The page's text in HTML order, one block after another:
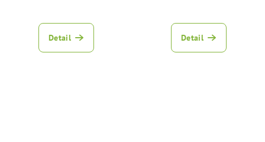
Detail Detail